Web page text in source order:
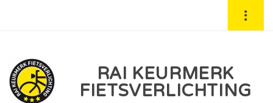
RAI KEURMERK
FIETSVERLICHTING